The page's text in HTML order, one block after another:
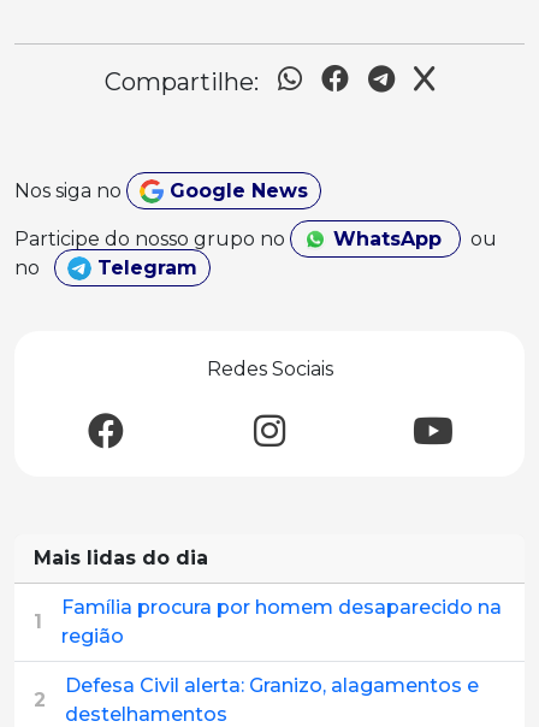
Compartilhe:
Nos siga no Google News
Participe do nosso grupo no WhatsApp
ou
no
Telegram
Redes Sociais
Mais lidas do dia
1
Família procura por homem desaparecido na
região
2
Defesa Civil alerta: Granizo, alagamentos e
destelhamentos